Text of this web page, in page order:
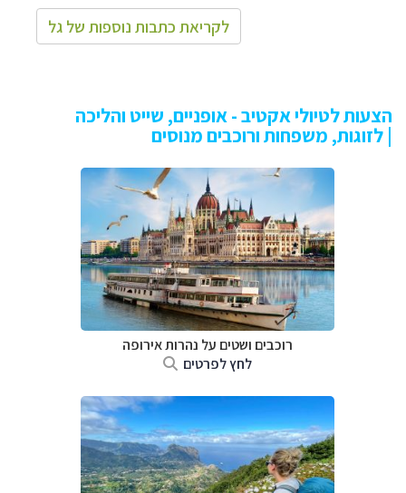
לקריאת כתבות נוספות של גל
הצעות לטיולי אקטיב - אופניים, שייט והליכה
| לזוגות, משפחות ורוכבים מנוסים
רוכבים ושטים על נהרות אירופה
לחץ לפרטים